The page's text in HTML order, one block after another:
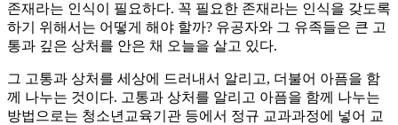
존재라는 인식이 필요하다. 꼭 필요한 존재라는 인식을 갖도록
하기 위해서는 어떻게 해야 할까? 유공자와 그 유족들은 큰 고
통과 깊은 상처를 안은 채 오늘을 살고 있다.
그 고통과 상처를 세상에 드러내서 알리고, 더불어 아픔을 함
께 나누는 것이다. 고통과 상처를 알리고 아픔을 함께 나누는
방법으로는 청소년교육기관 등에서 정규 교과과정에 넣어 교